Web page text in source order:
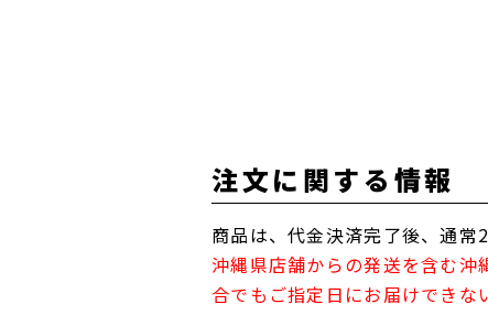
注文に関する情報
商品は、代金決済完了後、通常
沖縄県店舗からの発送を含む
合でもご指定日にお届けできな